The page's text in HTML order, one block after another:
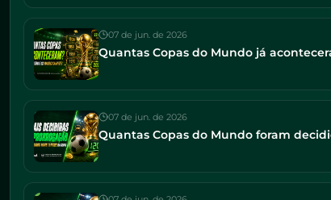
07 de jun. de 2026
Quantas Copas do Mundo já
07 de jun. de 2026
Quantas Copas do Mundo foram